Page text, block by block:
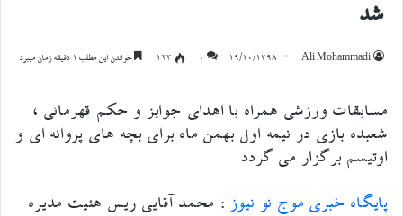
شد
Ali Mohammadi ۱۹/۱۰/۱۳۹۸ ۰ 123 خواندن این مطلب 1 دقیقه زمان میبرد
مسابقات ورزشی همراه با اهدای جوایز و حکم قهرمانی ،
شعبده بازی در نیمه اول بهمن ماه برای بچه های پروانه ای و
اوتیسم برگزار می گردد
پایگاه خبری موج نو نیوز : محمد آقایی ریس هئیت مدیره